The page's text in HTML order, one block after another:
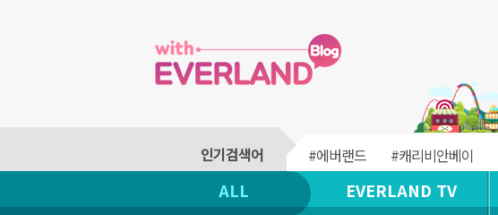
#에버랜드 #캐리비안베이
ALL EVERLAND TV